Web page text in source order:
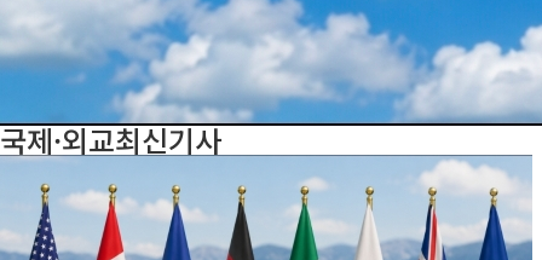
국제·외교최신기사